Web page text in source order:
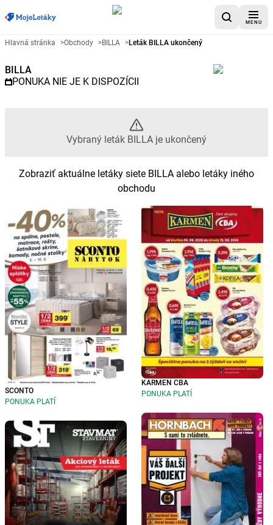
MENU
Reklamný leták BILLA -
Hlavná stránka >Obchody >BILLA >Leták BILLA ukončený
BILLA
PONUKA NIE JE K DISPOZÍCII
Vybraný leták BILLA je ukončený
Zobraziť aktuálne letáky siete BILLA alebo letáky iného
obchodu
SCONTO
PONUKA PLATÍ
KARMEN CBA
PONUKA PLATÍ